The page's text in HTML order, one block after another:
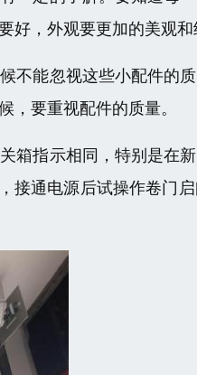
，外观要更加的美观和
不能忽视这些小配件的
，要重视配件的质量。
箱指示相同，特别是在
接通电源后试操作卷门